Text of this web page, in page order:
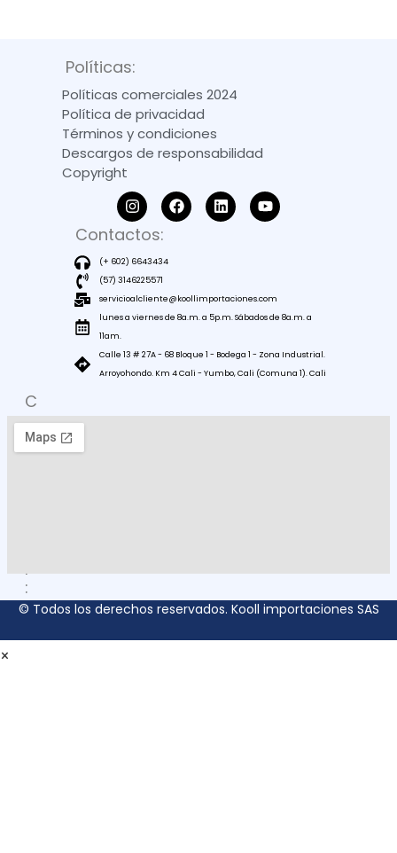
Políticas:
Políticas comerciales 2024
Política de privacidad
Términos y condiciones
Descargos de responsabilidad
Copyright
Contactos:
(+ 602) 6643434
(57) 3146225571
servicioalcliente@koollimportaciones.com
lunes a viernes de 8a.m. a 5p.m. Sábados de 8a.m. a
11am.
Calle 13 # 27A - 68 Bloque 1 - Bodega 1 - Zona Industrial.
Arroyohondo. Km 4 Cali - Yumbo, Cali (Comuna 1). Cali
C
O
M
O
R
:
© Todos los derechos reservados. Kooll importaciones SAS
×